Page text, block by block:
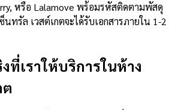
หรือ Lalamove พร้อมรหัสติดตามพัสดุ
ทรัล เวสต์เกตจะได้รับเอกสารภายใน 1-2
ที่เราให้บริการในห้าง